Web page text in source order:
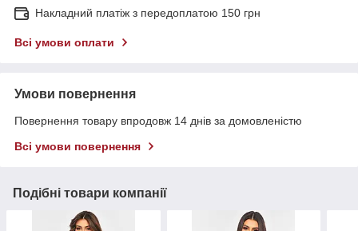
Накладний платіж з передоплатою 150 грн
Всі умови оплати
Умови повернення
Повернення товару впродовж 14 днів за домовленістю
Всі умови повернення
Подібні товари компанії